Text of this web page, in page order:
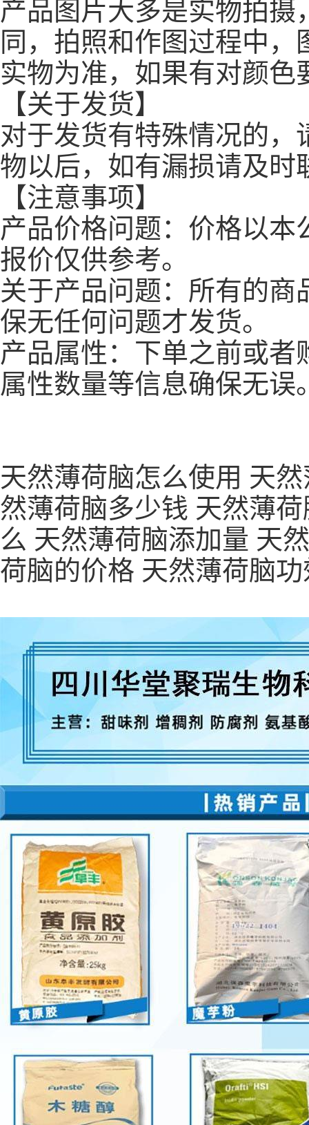
产品图片大多是实物拍
同，拍照和作图过程中
实物为准，如果有对颜
【关于发货】
对于发货有特殊情况的
物以后，如有漏损请及时
【注意事项】
产品价格问题：价格以
报价仅供参考。
关于产品问题：所有的
保无任何问题才发货。
产品属性：下单之前或
属性数量等信息确保无误
天然薄荷脑怎么使用 天
然薄荷脑多少钱 天然薄
么 天然薄荷脑添加量 天
荷脑的价格 天然薄荷脑